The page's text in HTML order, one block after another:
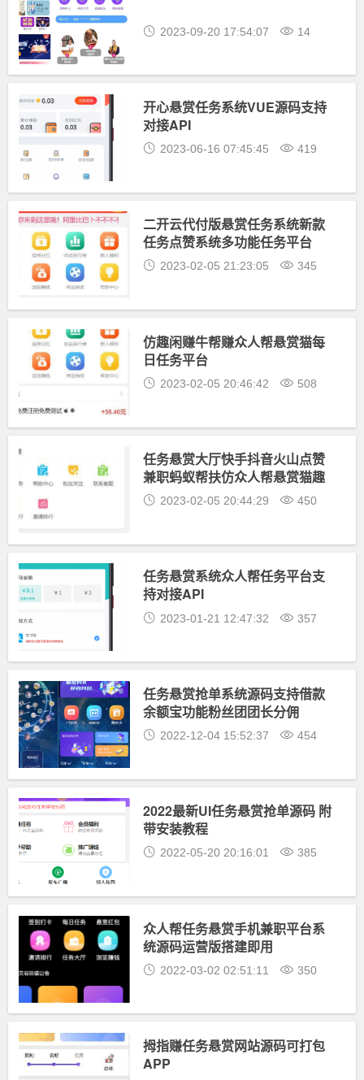
2023-09-20 17:54:07 14
开心悬赏任务系统VUE源码支持
对接API
2023-06-16 07:45:45 419
二开云代付版悬赏任务系统新款
任务点赞系统多功能任务平台
APP2023-02-05 21:23:05 345
仿趣闲赚牛帮赚众人帮悬赏猫每
日任务平台
2023-02-05 20:46:42 508
任务悬赏大厅快手抖音火山点赞
兼职蚂蚁帮扶仿众人帮悬赏猫趣
闲赚任务
2023-02-05 20:44:29 450
任务悬赏系统众人帮任务平台支
持对接API
2023-01-21 12:47:32 357
任务悬赏抢单系统源码支持借款
余额宝功能粉丝团团长分佣
2022-12-04 15:52:37 454
2022最新UI任务悬赏抢单源码 附
带安装教程
2022-05-20 20:16:01 385
众人帮任务悬赏手机兼职平台系
统源码运营版搭建即用
2022-03-02 02:51:11 350
拇指赚任务悬赏网站源码可打包
APP